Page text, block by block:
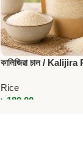
কালিজিরা চাল /
Rice
৳ 180.00